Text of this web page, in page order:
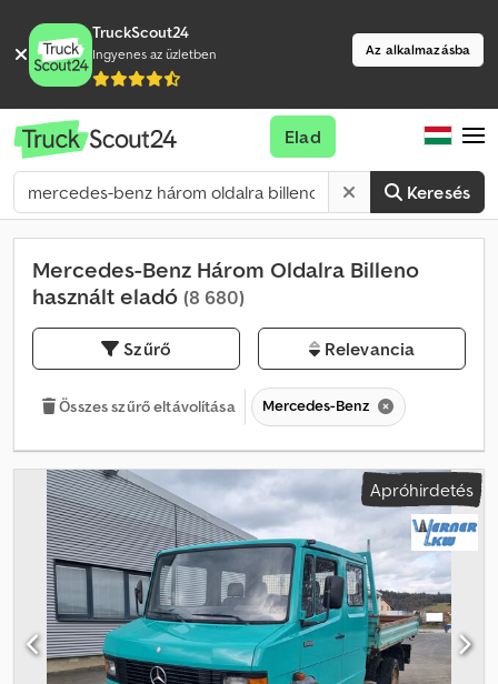
TruckScout24
Ingyenes az üzletben Az alkalmazásba
Keresés
Elad
Mercedes-Benz Három Oldalra Billeno
használt eladó (8 680)
Szűrő Relevancia
Összes szűrő eltávolítása Mercedes-Benz
Apróhirdetés